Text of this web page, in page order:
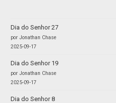
Dia do Senhor 27
por Jonathan Chase
2025-09-17
Dia do Senhor 19
por Jonathan Chase
2025-09-17
Dia do Senhor 8